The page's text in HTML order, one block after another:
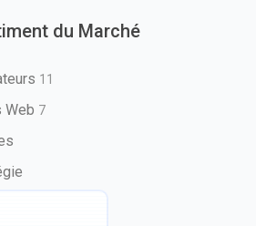
du Marché
11
Web 7